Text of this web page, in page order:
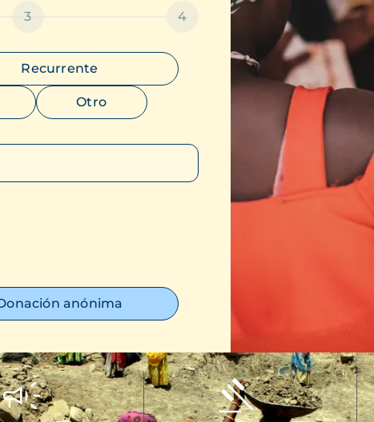
3 4
Recurrente
Otro
anónima